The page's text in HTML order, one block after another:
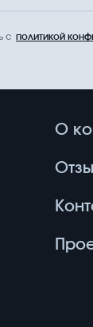
с политикой
О